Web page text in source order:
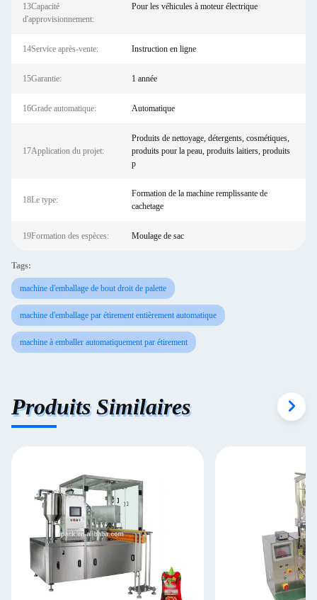
13Capacité
d'approvisionnement:
Pour les véhicules à moteur électrique
14Service après-vente: Instruction en ligne
15Garantie: 1 année
16Grade automatique: Automatique
17Application du projet:
Produits de nettoyage, détergents, cosmétiques,
produits pour la peau, produits laitiers, produits
p
18Le type:
Formation de la machine remplissante de
cachetage
19Formation des espèces: Moulage de sac
Tags:
machine d'emballage de bout droit de palette
machine d'emballage par étirement entièrement automatique
machine à emballer automatiquement par étirement
Produits Similaires